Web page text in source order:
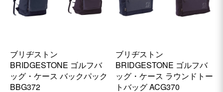
ブリヂストン
BRIDGESTONE ゴルフバ
ッグ・ケース バックパック
BBG372
ブリヂストン
BRIDGESTONE ゴルフバ
ッグ・ケース ラウンドトー
トバッグ ACG370